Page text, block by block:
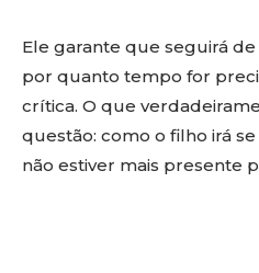
Ele garante que seguirá
por quanto tempo for
crítica. O que
questão: como o filho irá
não estiver mais presente